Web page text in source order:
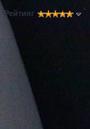
Рейтинг